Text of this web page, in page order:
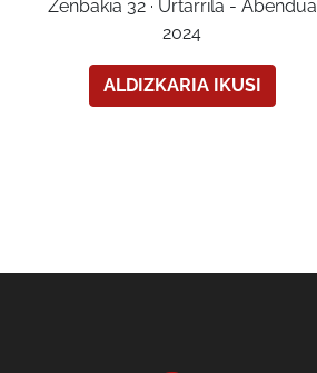
Zenbakia 32 · Urtarrila - Abendua
2024
ALDIZKARIA IKUSI